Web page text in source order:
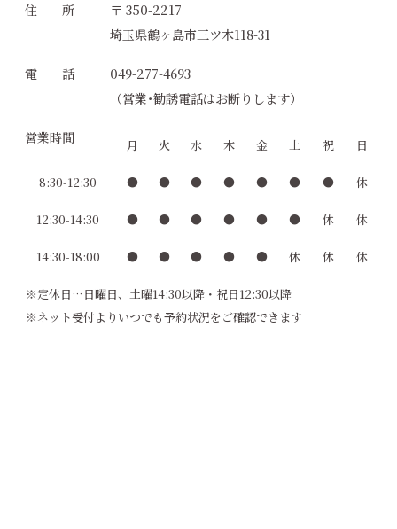
住 所
〒 350-2217
埼玉県鶴ヶ島市三ツ木118-31
電 話
049-277-4693
（営業･勧誘電話はお断りします）
営業時間 月 火 水 木 金 土 祝 日
8:30-12:30 ● ● ● ● ● ● ● 休
12:30-14:30 ● ● ● ● ● ● 休 休
14:30-18:00 ● ● ● ● ● 休 休 休
※定休日…日曜日、土曜14:30以降・祝日12:30以降
※ネット受付よりいつでも予約状況をご確認できます